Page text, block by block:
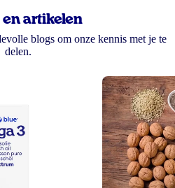
en artikelen
blogs om onze kennis met je te
delen.